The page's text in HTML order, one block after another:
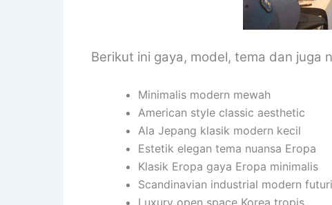
Berikut ini gaya, model, tema dan juga
Minimalis modern mewah
American style classic aesthetic
Ala Jepang klasik modern kecil
Estetik elegan tema nuansa Eropa
Klasik Eropa gaya Eropa minimalis
Scandinavian industrial modern
Luxury open space Korea tropis